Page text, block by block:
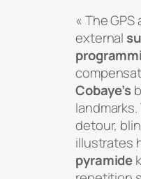
« The
external
Cobaye’s
detour,
illustrates
pyramide